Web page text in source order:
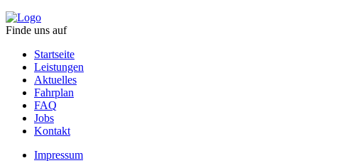
Finde uns auf
Startseite
Leistungen
Aktuelles
Fahrplan
FAQ
Jobs
Kontakt
Impressum